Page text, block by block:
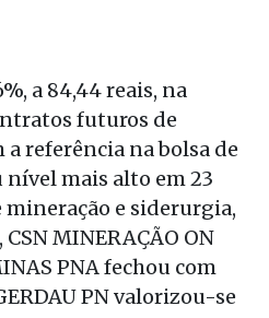
a 84,44 reais, na
futuros de
referência na bolsa de
mais alto em 23
mineração e siderurgia,
MINERAÇÃO ON
PNA fechou com
PN valorizou-se